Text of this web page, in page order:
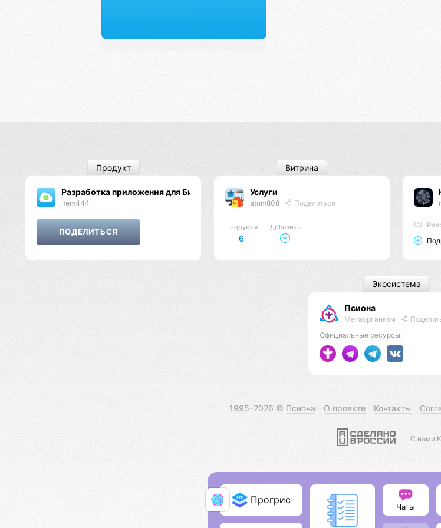
Разработка приложения для Битрикс24
item444
Продукт
Услуги
atom808 Поделиться
Продукты
6
Добавить
Витрина
Псиона
Метаорганизм
Официальные ресурсы:
Экосистема
1995–2026 © Псиона О проекте Контакты
С нами
Прогрис
Чаты